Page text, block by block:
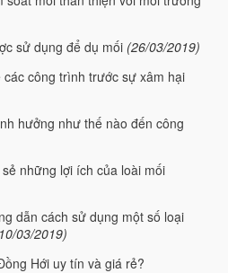
sử dụng để dụ mối (26/03/2019)
công trình trước sự xâm hại
hưởng như thế nào đến công
những lợi ích của loài mối
dẫn cách sử dụng một số loại
03/2019)
Hới uy tín và giá rẻ?